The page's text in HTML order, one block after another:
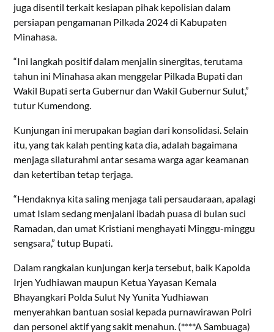
juga disentil terkait kesiapan pihak kepolisian dalam
persiapan pengamanan Pilkada 2024 di Kabupaten
Minahasa.
“Ini langkah positif dalam menjalin sinergitas, terutama
tahun ini Minahasa akan menggelar Pilkada Bupati dan
Wakil Bupati serta Gubernur dan Wakil Gubernur Sulut,”
tutur Kumendong.
Kunjungan ini merupakan bagian dari konsolidasi. Selain
itu, yang tak kalah penting kata dia, adalah bagaimana
menjaga silaturahmi antar sesama warga agar keamanan
dan ketertiban tetap terjaga.
“Hendaknya kita saling menjaga tali persaudaraan, apalagi
umat Islam sedang menjalani ibadah puasa di bulan suci
Ramadan, dan umat Kristiani menghayati Minggu-minggu
sengsara,” tutup Bupati.
Dalam rangkaian kunjungan kerja tersebut, baik Kapolda
Irjen Yudhiawan maupun Ketua Yayasan Kemala
Bhayangkari Polda Sulut Ny Yunita Yudhiawan
menyerahkan bantuan sosial kepada purnawirawan Polri
dan personel aktif yang sakit menahun. (****A Sambuaga)